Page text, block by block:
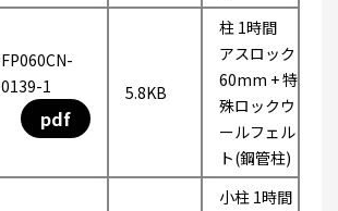
FP060CN-
0139-1
pdf
5.8KB
柱 1時間
アスロック
60mm + 特
殊ロックウ
ールフェル
ト(鋼管柱)
小柱 1時間